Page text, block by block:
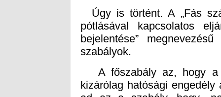
Úgy is történt. A „Fás
pótlásával kapcsolatos
bejelentése”
szabályok.
A főszabály az, hogy a
kizárólag hatósági
ad az a szabály, hogy
található gyümölcsfa
vannak kivételek, mert